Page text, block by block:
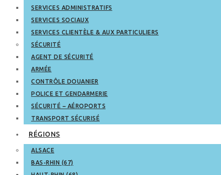
SERVICES ADMINISTRATIFS
SERVICES SOCIAUX
SERVICES CLIENTÈLE & AUX PARTICULIERS
SÉCURITÉ
AGENT DE SÉCURITÉ
ARMÉE
CONTRÔLE DOUANIER
POLICE ET GENDARMERIE
SÉCURITÉ – AÉROPORTS
TRANSPORT SÉCURISÉ
RÉGIONS
ALSACE
BAS-RHIN (67)